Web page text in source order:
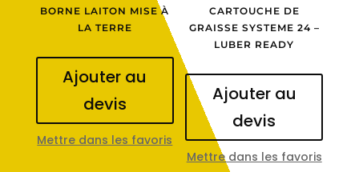
BORNE LAITON MISE À
LA TERRE
Ajouter au
devis
Mettre dans les favoris
CARTOUCHE DE
GRAISSE SYSTEME 24 –
LUBER READY
Ajouter au
devis
Mettre dans les favoris